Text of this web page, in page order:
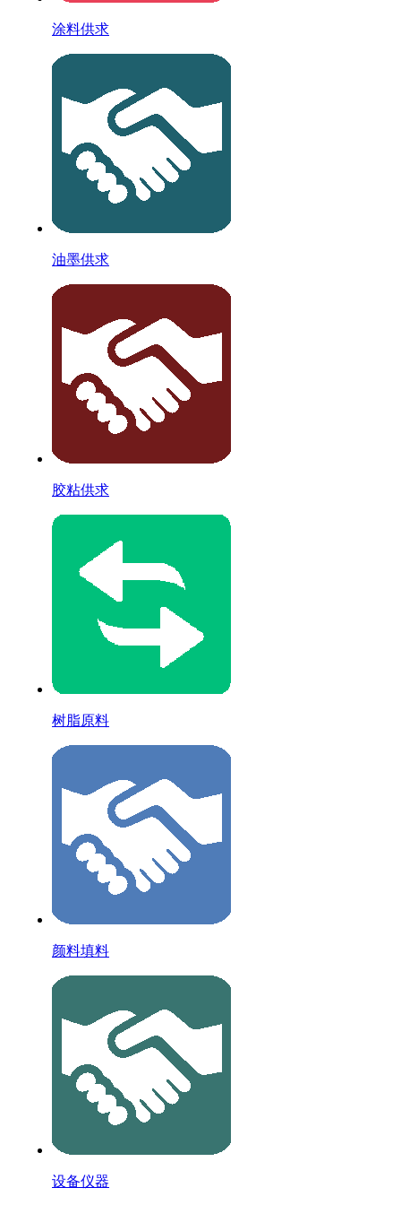
涂料供求
油墨供求
胶粘供求
树脂原料
颜料填料
设备仪器